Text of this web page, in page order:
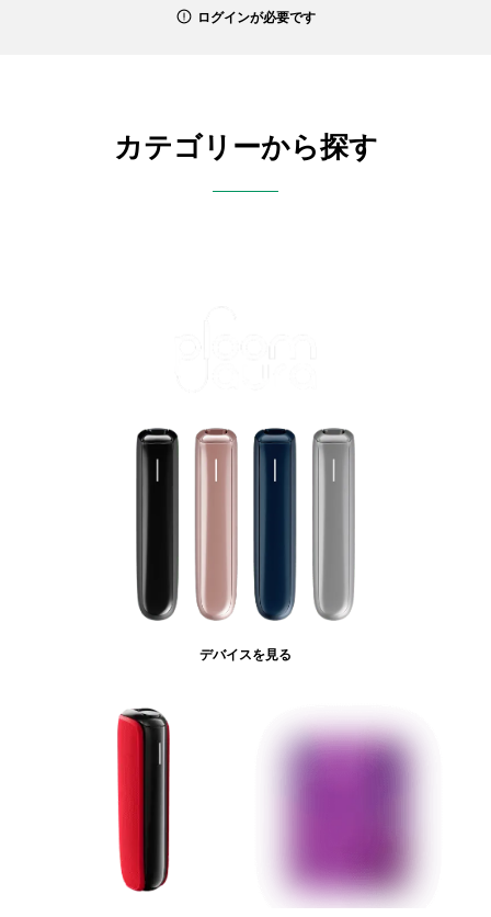
ログインが必要です
カテゴリーから探す
デバイスを見る